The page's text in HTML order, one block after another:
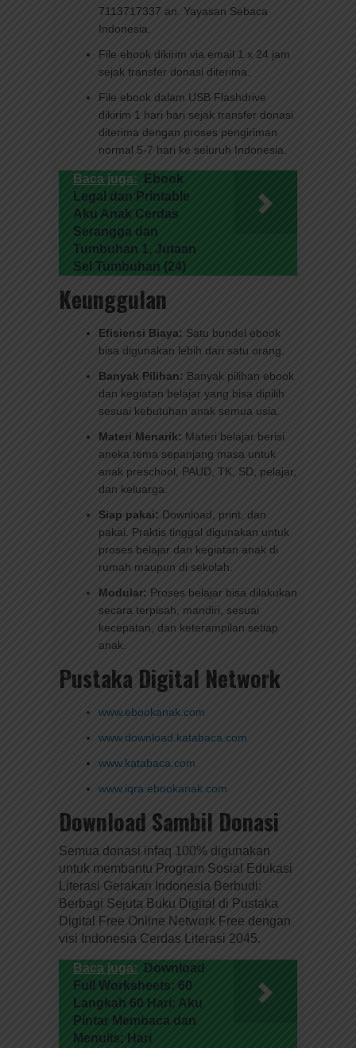
7113717337 an. Yayasan Sebaca
Indonesia.
File ebook dikirim via email 1 x 24 jam
sejak transfer donasi diterima.
File ebook dalam USB Flashdrive
dikirim 1 hari hari sejak transfer donasi
diterima dengan proses pengiriman
normal 5-7 hari ke seluruh Indonesia.
Baca juga:
Ebook
Legal dan Printable
Aku Anak Cerdas
Serangga dan
Tumbuhan 1, Jutaan
Sel Tumbuhan (24)
Keunggulan
Efisiensi Biaya: Satu bundel ebook
bisa digunakan lebih dari satu orang.
Banyak Pilihan: Banyak pilihan ebook
dan kegiatan belajar yang bisa dipilih
sesuai kebutuhan anak semua usia.
Materi Menarik: Materi belajar berisi
aneka tema sepanjang masa untuk
anak preschool, PAUD, TK, SD, pelajar,
dan keluarga.
Siap pakai: Download, print, dan
pakai. Praktis tinggal digunakan untuk
proses belajar dan kegiatan anak di
rumah maupun di sekolah.
Modular: Proses belajar bisa dilakukan
secara terpisah, mandiri, sesuai
kecepatan, dan keterampilan setiap
anak.
Pustaka Digital Network
www.ebookanak.com
www.download.katabaca.com
www.katabaca.com
www.iqra.ebookanak.com
Download Sambil Donasi
Semua donasi infaq 100% digunakan
untuk membantu Program Sosial Edukasi
Literasi Gerakan Indonesia Berbudi:
Berbagi Sejuta Buku Digital di Pustaka
Digital Free Online Network Free dengan
visi Indonesia Cerdas Literasi 2045.
Baca juga:
Download
Full Worksheets: 60
Langkah 60 Hari; Aku
Pintar Membaca dan
Menulis; Hari